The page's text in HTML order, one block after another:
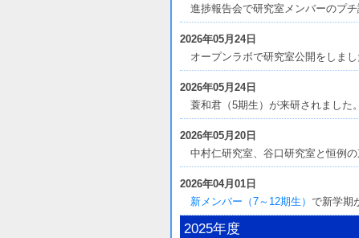
進捗報告会で研究室メンバーのプチ
2026年05月24日
オープンラボで研究室公開をしまし
2026年05月24日
蓑和君（5期生）が来研されました。
2026年05月20日
中村仁研究室、谷口研究室と恒例
2026年04月01日
新メンバー（7～12期生） で新学期
2025年度